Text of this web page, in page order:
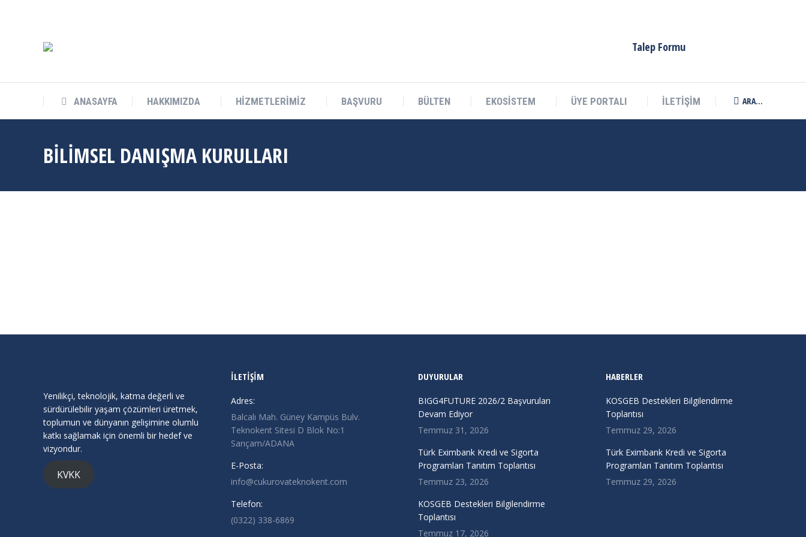
Talep Formu
ANASAYFA HAKKIMIZDA HİZMETLERİMİZ BAŞVURU BÜLTEN EKOSİSTEM ÜYE PORTALI İLETİŞİM Search:
ARA...
BILIMSEL DANIŞMA KURULLARI
Yenilikçi, teknolojik, katma değerli ve
sürdürülebilir yaşam çözümleri üretmek,
toplumun ve dünyanın gelişimine olumlu
katkı sağlamak için önemli bir hedef ve
vizyondur.
KVKK
İLETİŞİM
Adres:
Balcalı Mah. Güney Kampüs Bulv.
Teknokent Sitesi D Blok No:1
Sarıçam/ADANA
E-Posta:
info@cukurovateknokent.com
Telefon:
(0322) 338-6869
DUYURULAR
BIGG4FUTURE 2026/2 Başvuruları
Devam Ediyor
Temmuz 31, 2026
Türk Eximbank Kredi ve Sigorta
Programları Tanıtım Toplantısı
Temmuz 23, 2026
KOSGEB Destekleri Bilgilendirme
Toplantısı
Temmuz 17, 2026
HABERLER
KOSGEB Destekleri Bilgilendirme
Toplantısı
Temmuz 29, 2026
Türk Eximbank Kredi ve Sigorta
Programları Tanıtım Toplantısı
Temmuz 29, 2026